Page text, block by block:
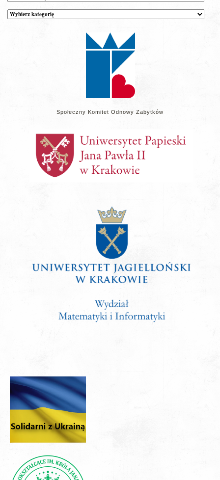
Kategorie
wpisów
Społeczny Komitet Odnowy Zabytków